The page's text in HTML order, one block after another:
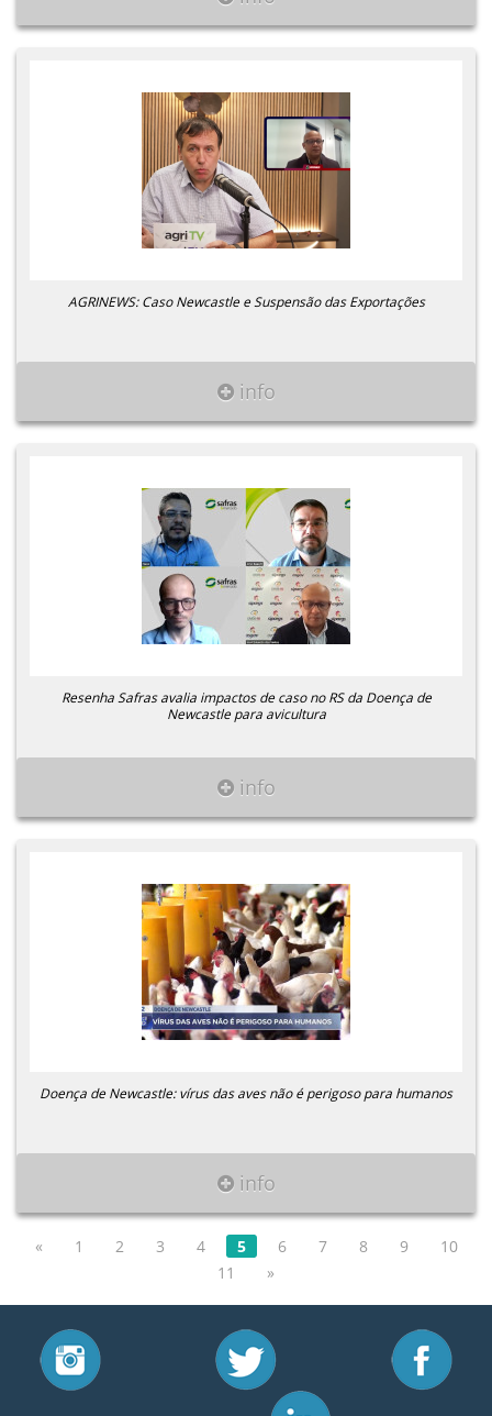
AGRINEWS: Caso Newcastle e Suspensão das Exportações
info
Resenha Safras avalia impactos de caso no RS da Doença de
Newcastle para avicultura
info
Doença de Newcastle: vírus das aves não é perigoso para humanos
info
« 1 2 3 4 5 6 7 8 9
10
11
»